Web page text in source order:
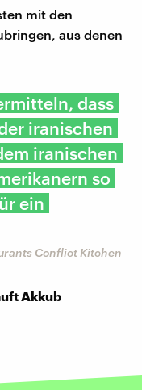
mit den
aus denen
dass
iranischen
iranischen
so
ein
Conflict Kitchen
Akkub